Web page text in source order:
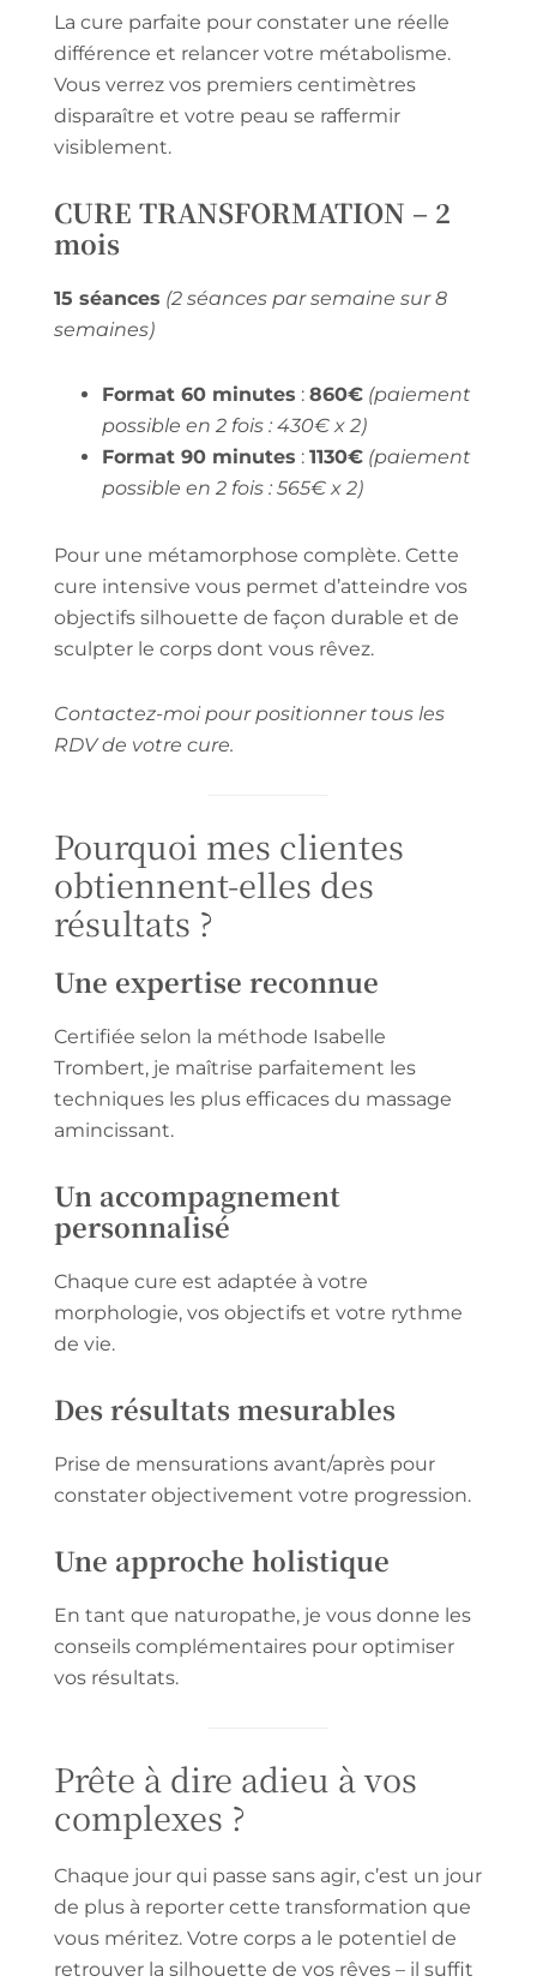
La cure parfaite pour constater une réelle
différence et relancer votre métabolisme.
Vous verrez vos premiers centimètres
disparaître et votre peau se raffermir
visiblement.
CURE TRANSFORMATION – 2
mois
15 séances (2 séances par semaine sur 8
semaines)
Format 60 minutes : 860€ (paiement
possible en 2 fois : 430€ x 2)
Format 90 minutes : 1130€ (paiement
possible en 2 fois : 565€ x 2)
Pour une métamorphose complète. Cette
cure intensive vous permet d’atteindre vos
objectifs silhouette de façon durable et de
sculpter le corps dont vous rêvez.
Contactez-moi pour positionner tous les
RDV de votre cure.
Pourquoi mes clientes
obtiennent-elles des
résultats ?
Une expertise reconnue
Certifiée selon la méthode Isabelle
Trombert, je maîtrise parfaitement les
techniques les plus efficaces du massage
amincissant.
Un accompagnement
personnalisé
Chaque cure est adaptée à votre
morphologie, vos objectifs et votre rythme
de vie.
Des résultats mesurables
Prise de mensurations avant/après pour
constater objectivement votre progression.
Une approche holistique
En tant que naturopathe, je vous donne les
conseils complémentaires pour optimiser
vos résultats.
Prête à dire adieu à vos
complexes ?
Chaque jour qui passe sans agir, c’est un jour
de plus à reporter cette transformation que
vous méritez. Votre corps a le potentiel de
retrouver la silhouette de vos rêves – il suffit